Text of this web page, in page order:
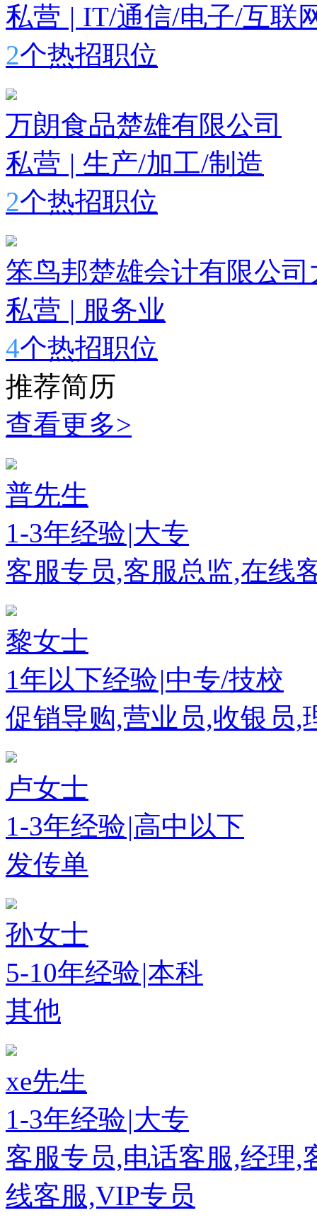
私营 | IT/通信/电子/互联
2个热招职位
万朗食品楚雄有限公司
私营 | 生产/加工/制造
2个热招职位
笨鸟邦楚雄会计有限公
私营 | 服务业
4个热招职位
推荐简历
查看更多>
普先生
1-3年经验|大专
客服专员,客服总监,在线
黎女士
1年以下经验|中专/技校
促销导购,营业员,收银员,
卢女士
1-3年经验|高中以下
发传单
孙女士
5-10年经验|本科
其他
xe先生
1-3年经验|大专
客服专员,电话客服,经理,
线客服,VIP专员